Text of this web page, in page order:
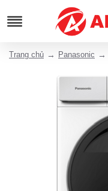
Trang chủ Panasonic